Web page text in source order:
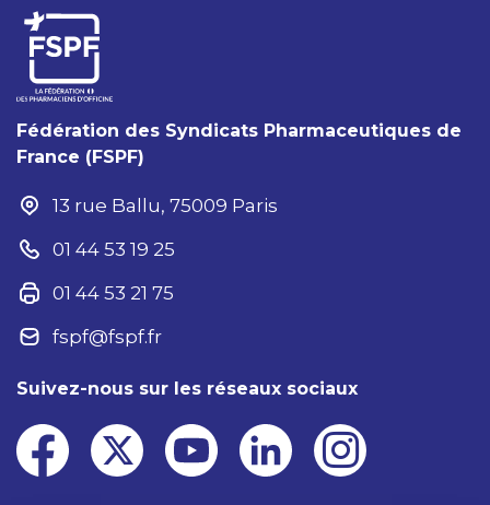
Fédération des Syndicats Pharmaceutiques de
France (FSPF)
13 rue Ballu, 75009 Paris
01 44 53 19 25
01 44 53 21 75
fspf@fspf.fr
Suivez-nous sur les réseaux sociaux